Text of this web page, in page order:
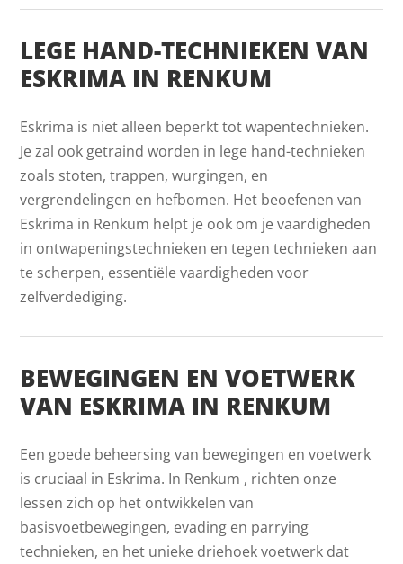
LEGE HAND-TECHNIEKEN VAN
ESKRIMA IN RENKUM
Eskrima is niet alleen beperkt tot wapentechnieken.
Je zal ook getraind worden in lege hand-technieken
zoals stoten, trappen, wurgingen, en
vergrendelingen en hefbomen. Het beoefenen van
Eskrima in Renkum helpt je ook om je vaardigheden
in ontwapeningstechnieken en tegen technieken aan
te scherpen, essentiële vaardigheden voor
zelfverdediging.
BEWEGINGEN EN VOETWERK
VAN ESKRIMA IN RENKUM
Een goede beheersing van bewegingen en voetwerk
is cruciaal in Eskrima. In Renkum , richten onze
lessen zich op het ontwikkelen van
basisvoetbewegingen, evading en parrying
technieken, en het unieke driehoek voetwerk dat